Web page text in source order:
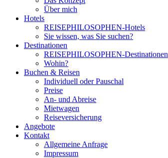
Über mich
Hotels
REISEPHILOSOPHEN-Hotels
Sie wissen, was Sie suchen?
Destinationen
REISEPHILOSOPHEN-Destinationen
Wohin?
Buchen & Reisen
Individuell oder Pauschal
Preise
An- und Abreise
Mietwagen
Reiseversicherung
Angebote
Kontakt
Allgemeine Anfrage
Impressum